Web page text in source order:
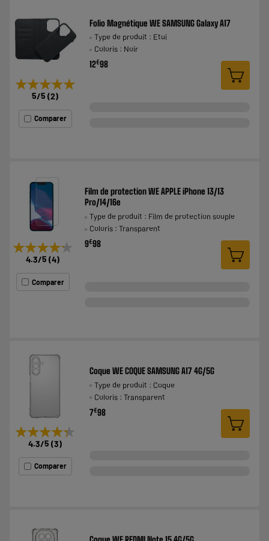
★★★★★
★★★★★
5/5 (2)
Comparer
Folio Magnétique WE SAMSUNG Galaxy A17
Type de produit : Etui
Coloris : Noir
12€98
★★★★★
★★★★★
4.3/5 (4)
Comparer
Film de protection WE APPLE iPhone 13/13
Pro/14/16e
Type de produit : Film de protection souple
Coloris : Transparent
9€98
★★★★★
★★★★★
4.3/5 (3)
Comparer
Coque WE COQUE SAMSUNG A17 4G/5G
Type de produit : Coque
Coloris : Transparent
7€98